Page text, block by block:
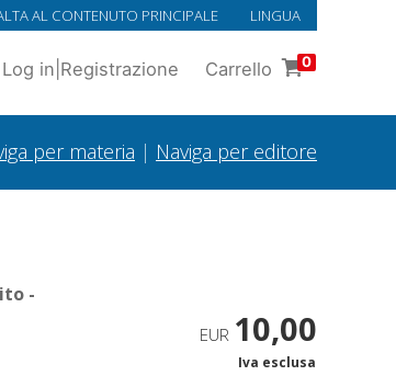
AL CONTENUTO PRINCIPALE LINGUA
Log in Registrazione Carrello 0
per materia | Naviga per editore
-
EUR 10,00
Iva esclusa